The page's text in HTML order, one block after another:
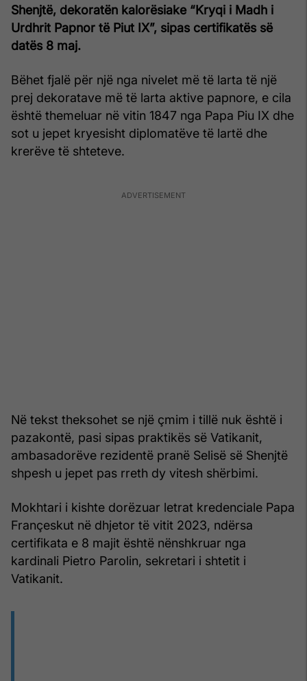
Shenjtë, dekoratën kalorësiake “Kryqi i Madh i
Urdhrit Papnor të Piut IX”, sipas certifikatës së
datës 8 maj.
Bëhet fjalë për një nga nivelet më të larta të një
prej dekoratave më të larta aktive papnore, e cila
është themeluar në vitin 1847 nga Papa Piu IX dhe
sot u jepet kryesisht diplomatëve të lartë dhe
krerëve të shteteve.
Në tekst theksohet se një çmim i tillë nuk është i
pazakontë, pasi sipas praktikës së Vatikanit,
ambasadorëve rezidentë pranë Selisë së Shenjtë
shpesh u jepet pas rreth dy vitesh shërbimi.
Mokhtari i kishte dorëzuar letrat kredenciale Papa
Françeskut në dhjetor të vitit 2023, ndërsa
certifikata e 8 majit është nënshkruar nga
kardinali Pietro Parolin, sekretari i shtetit i
Vatikanit.